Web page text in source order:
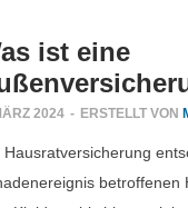
ist eine
2024 - ERSTELLT VON
Hausratversicherung
betroffenen